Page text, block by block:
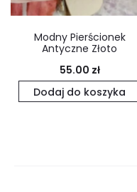
Modny Pierścionek
Antyczne Złoto
55.00 zł
Dodaj do koszyka